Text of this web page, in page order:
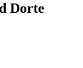
Dorte